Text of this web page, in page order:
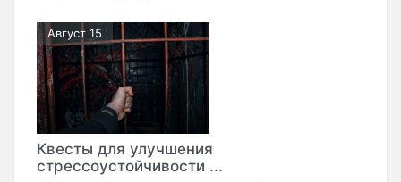
Август 15
Квесты для улучшения
стрессоустойчивости ...